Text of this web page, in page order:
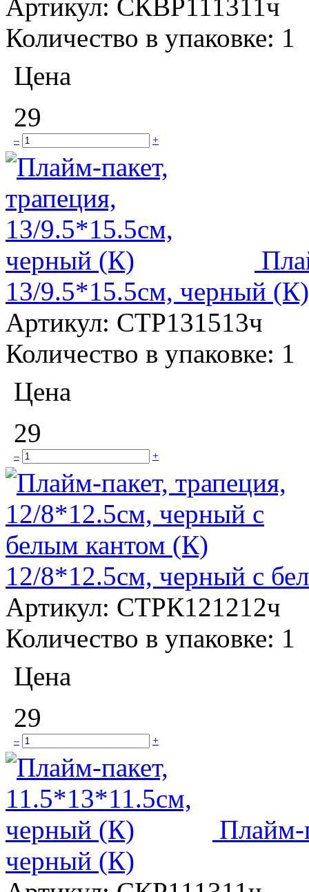
Артикул: СКВР111311ч
Количество в упаковке: 1
Цена
29
– +
13/9.5*15.5см, черный (К)
Артикул: СТР131513ч
Количество в упаковке: 1
Цена
29
– +
12/8*12.5см, черный с
Артикул: СТРК121212ч
Количество в упаковке: 1
Цена
29
– +
Плайм-
черный (К)